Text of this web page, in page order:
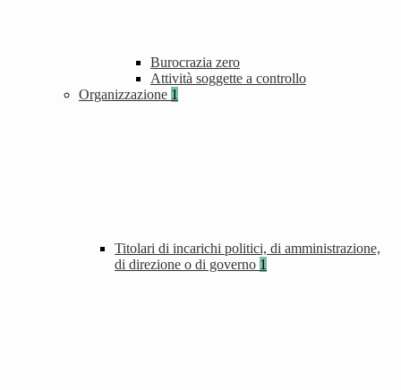
Burocrazia zero
Attività soggette a controllo
Organizzazione 1
Titolari di incarichi politici, di amministrazione,
di direzione o di governo 1